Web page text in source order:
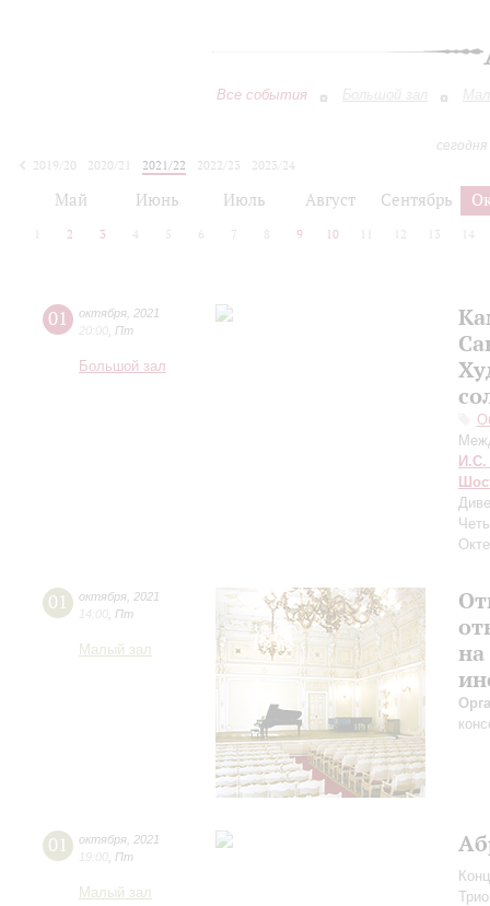
Все события Большой зал
2019/20
2020/21 2021/22 2022/23
2023/24
Май Июнь Июль Август Сентябрь
2 3 4 5 6 7 8 9 10 12 13 14
01 октября 2021
20:00 Пт
Большой зал
И.С.
01 октября 2021
14:00 Пт
Малый зал
01 октября 2021
19:00 Пт
Малый зал